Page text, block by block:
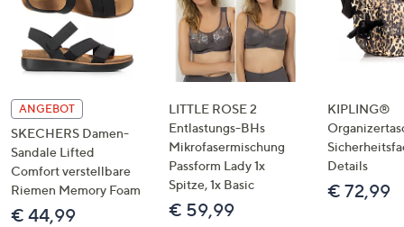
ANGEBOT
SKECHERS Damen-
Sandale Lifted
Comfort verstellbare
Riemen Memory Foam
€ 44,99
LITTLE ROSE 2
Entlastungs-BHs
Mikrofasermischung
Passform Lady 1x
Spitze, 1x Basic
€ 59,99
KIPLING®
Details
€ 72,99